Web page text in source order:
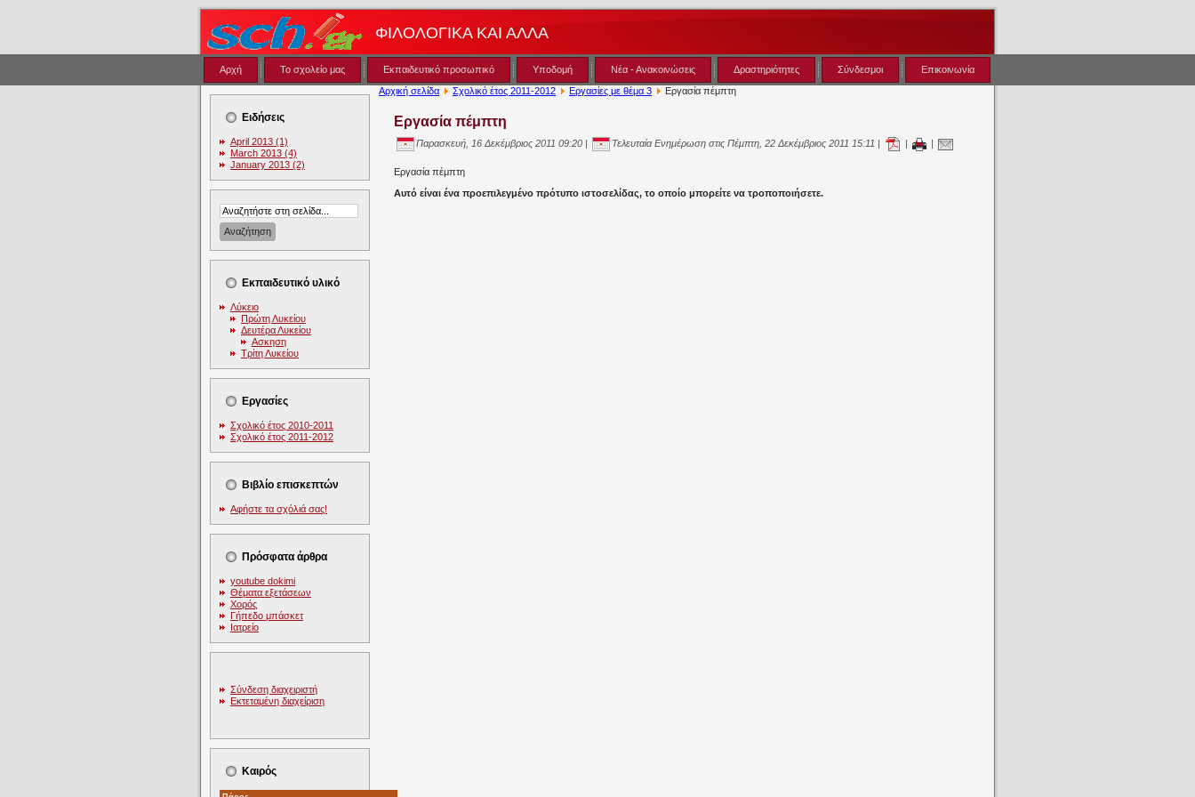
ΦΙΛΟΛΟΓΙΚΑ ΚΑΙ ΑΛΛΑ
Αρχή Το σχολείο μας Εκπαιδευτικό προσωπικό Υποδομή Νέα - Ανακοινώσεις Δραστηριότητες Σύνδεσμοι Επικοινωνία
Ειδήσεις
April 2013 (1)
March 2013 (4)
January 2013 (2)
Εκπαιδευτικό υλικό
Λύκειο
Πρώτη Λυκείου
Δευτέρα Λυκείου
Ασκηση
Τρίτη Λυκείου
Εργασίες
Σχολικό έτος 2010-2011
Σχολικό έτος 2011-2012
Βιβλίο επισκεπτών
Αφήστε τα σχόλιά σας!
Πρόσφατα άρθρα
youtube dokimi
Θέματα εξετάσεων
Χορός
Γήπεδο μπάσκετ
Ιατρείο
Σύνδεση διαχειριστή
Εκτεταμένη διαχείριση
Καιρός
Αρχική σελίδα Σχολικό έτος 2011-2012 Εργασίες με θέμα 3 Εργασία πέμπτη
Εργασία πέμπτη
Παρασκευή, 16 Δεκέμβριος 2011 09:20 | Τελευταία Ενημέρωση στις Πέμπτη, 22 Δεκέμβριος 2011 15:11 | | |
Εργασία πέμπτη
Αυτό είναι ένα προεπιλεγμένο πρότυπο ιστοσελίδας, το οποίο μπορείτε να τροποποιήσετε.